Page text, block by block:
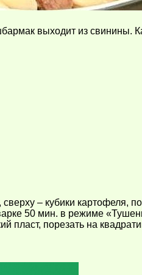
выходит из свинины.
– кубики картофеля,
50 мин. в режиме
пласт, порезать на